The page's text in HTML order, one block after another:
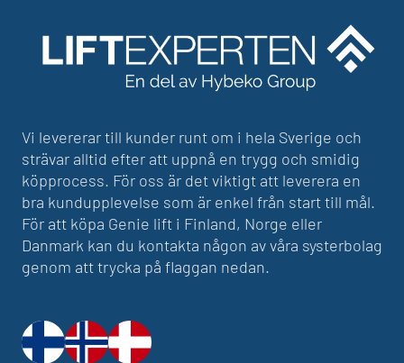
Vi levererar till kunder runt om i hela Sverige och
strävar alltid efter att uppnå en trygg och smidig
köpprocess. För oss är det viktigt att leverera en
bra kundupplevelse som är enkel från start till mål.
För att köpa Genie lift i Finland, Norge eller
Danmark kan du kontakta någon av våra systerbolag
genom att trycka på flaggan nedan.